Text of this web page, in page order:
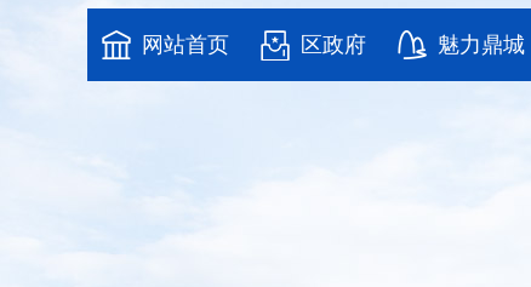
网站首页 区政府 魅力鼎城